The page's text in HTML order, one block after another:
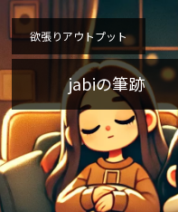
欲張りアウトプット
jabiの筆跡